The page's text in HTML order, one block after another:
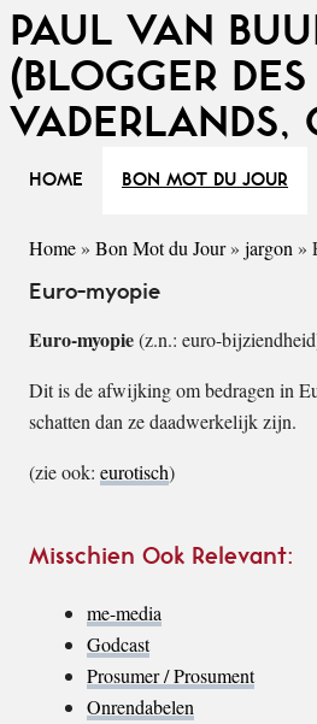
PAUL VAN
(BLOGGER DES
VADERLANDS,
HOME BON MOT DU JOUR
Home » Bon Mot du Jour» jargon »
Euro-myopie
Euro-myopie(z.n.: euro-
Dit is de afwijking om bedragen in
schatten dan ze daadwerkelijk zijn.
(zie ook: eurotisch)
Misschien Ook Relevant:
me-media
Godcast
Prosumer / Prosument
Onrendabelen